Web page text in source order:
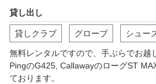
貸し出し
貸しクラブ グローブ シュー
無料レンタルですので、手ぶらでお越
PingのG425, CallawayのローグST
ております。